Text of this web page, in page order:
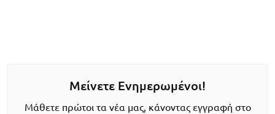
Μείνετε Ενημερωμένοι!
Μάθετε πρώτοι τα νέα μας, κάνοντας εγγραφή στο